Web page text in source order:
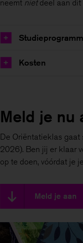
neemt nietdeel aan dit
+
+ Kosten
Meld je nu
De Oriëntatieklas
2026). Ben jij er klaar
op te doen, vóórdat je
Meld je aan